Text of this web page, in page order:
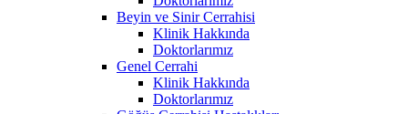
Beyin ve Sinir Cerrahisi
Klinik Hakkında
Doktorlarımız
Genel Cerrahi
Klinik Hakkında
Doktorlarımız